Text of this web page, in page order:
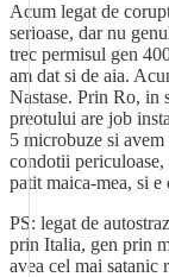
Acum legat de
serioase, dar nu
trec permisul gen
am dat si de aia.
Nastase. Prin Ro, in
preotului are job
5 microbuze si
condotii
patit maica-mea, si e
PS: legat de
prin Italia, gen prin
avea cel mai satanic